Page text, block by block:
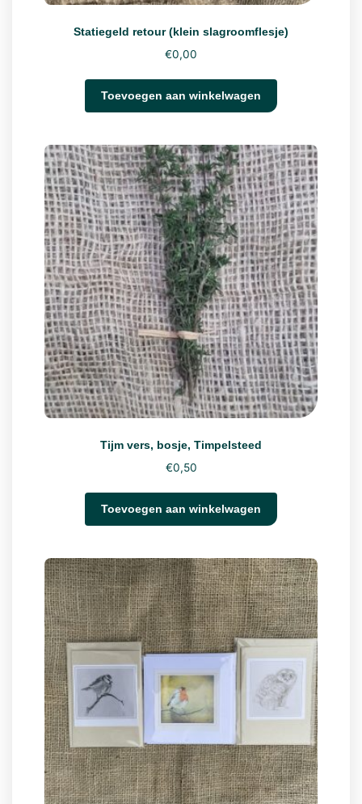
Statiegeld retour (klein slagroomflesje)
€0,00
Toevoegen aan winkelwagen
Tijm vers, bosje, Timpelsteed
€0,50
Toevoegen aan winkelwagen